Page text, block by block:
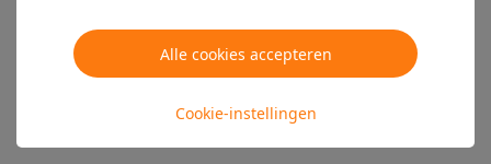
Alle cookies accepteren
Cookie-instellingen